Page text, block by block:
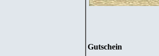
Gutschein